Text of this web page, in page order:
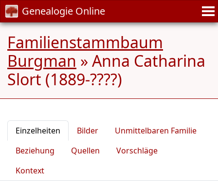
Genealogie Online
Familienstammbaum
Burgman » Anna Catharina
Slort (1889-????)
Einzelheiten Bilder
Unmittelbaren Familie
Beziehung
Quellen
Vorschläge
Kontext